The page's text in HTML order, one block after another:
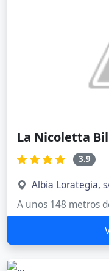
La Nicoletta
3.9
Albia Lorategia,
A unos 148 metros